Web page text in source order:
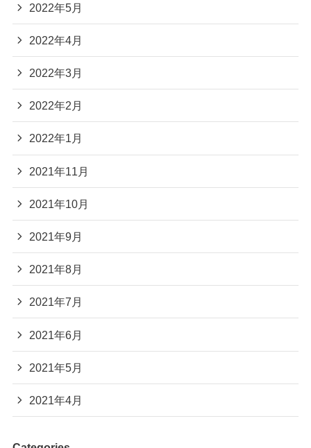
2022年5月
2022年4月
2022年3月
2022年2月
2022年1月
2021年11月
2021年10月
2021年9月
2021年8月
2021年7月
2021年6月
2021年5月
2021年4月